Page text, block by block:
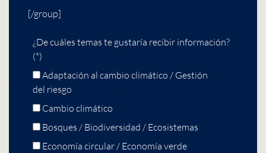
[/group]
¿De cuáles temas te gustaría recibir información?
(*)
Adaptación al cambio climático / Gestión
del riesgo
Cambio climático
Bosques / Biodiversidad / Ecosistemas
Economía circular / Economía verde